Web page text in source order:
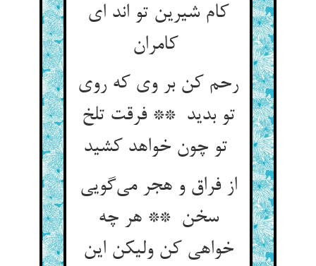
کام شیرین تو اند ای
رحم کن بر وی که روی
تو بدید ** فرقت تلخ
از فراق و هجر می‌گویی
سخن ** هر چه
خواهی کن ولیکن این